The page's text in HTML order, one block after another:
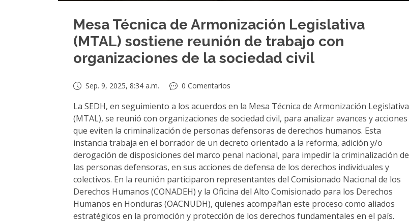
Mesa Técnica de Armonización Legislativa
(MTAL) sostiene reunión de trabajo con
organizaciones de la sociedad civil
Sep. 9, 2025, 8:34 a.m. 0 Comentarios
La SEDH, en seguimiento a los acuerdos en la Mesa Técnica de Armonización Legislativa
(MTAL), se reunió con organizaciones de sociedad civil, para analizar avances y acciones
que eviten la criminalización de personas defensoras de derechos humanos. Esta
instancia trabaja en el borrador de un decreto orientado a la reforma, adición y/o
derogación de disposiciones del marco penal nacional, para impedir la criminalización de
las personas defensoras, en sus acciones de defensa de los derechos individuales y
colectivos. En la reunión participaron representantes del Comisionado Nacional de los
Derechos Humanos (CONADEH) y la Oficina del Alto Comisionado para los Derechos
Humanos en Honduras (OACNUDH), quienes acompañan este proceso como aliados
estratégicos en la promoción y protección de los derechos fundamentales en el país.